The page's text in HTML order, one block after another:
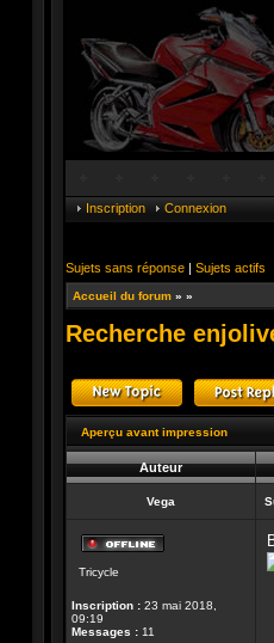
Inscription Connexion
Sujets sans réponse | Sujets actifs
Accueil du forum » »
Recherche
Publier un
Aperçu avant impression
Auteur
Vega
Tricycle
Inscription : 23 mai 2018,
09:19
Messages : 11